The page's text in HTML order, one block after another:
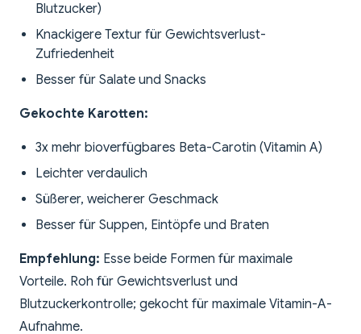
Blutzucker)
Knackigere Textur für Gewichtsverlust-
Zufriedenheit
Besser für Salate und Snacks
Gekochte Karotten:
3x mehr bioverfügbares Beta-Carotin (Vitamin A)
Leichter verdaulich
Süßerer, weicherer Geschmack
Besser für Suppen, Eintöpfe und Braten
Empfehlung: Esse beide Formen für maximale
Vorteile. Roh für Gewichtsverlust und
Blutzuckerkontrolle; gekocht für maximale Vitamin-A-
Aufnahme.